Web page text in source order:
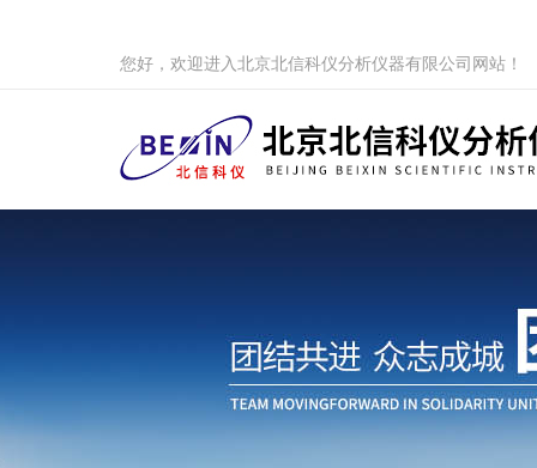
您好，欢迎进入北京北信科仪分析仪器有限公司网站！